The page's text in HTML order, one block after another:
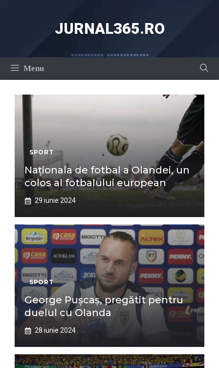
JURNAL365.RO
Menu
SPORT
Naționala de fotbal a Olandei, un
colos al fotbalului european
29 iunie 2024
SPORT
George Pușcaș, pregătit pentru
duelul cu Olanda
28 iunie 2024